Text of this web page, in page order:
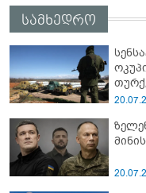
სამხედრო